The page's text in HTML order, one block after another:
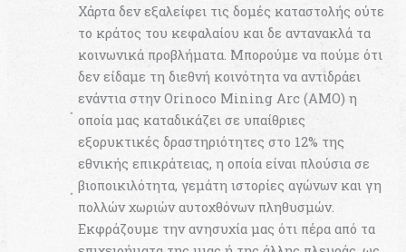
Χάρτα δεν εξαλείφει τις δομές καταστολής ούτε
το κράτος του κεφαλαίου και δε αντανακλά τα
κοινωνικά προβλήματα. Μπορούμε να πούμε ότι
δεν είδαμε τη διεθνή κοινότητα να αντιδράει
ενάντια στην Orinoco Mining Arc (AMO) η
οποία μας καταδικάζει σε υπαίθριες
εξορυκτικές δραστηριότητες στο 12% της
εθνικής επικράτειας, η οποία είναι πλούσια σε
βιοποικιλότητα, γεμάτη ιστορίες αγώνων και γη
πολλών χωριών αυτοχθόνων πληθυσμών.
Εκφράζουμε την ανησυχία μας ότι πέρα από τα